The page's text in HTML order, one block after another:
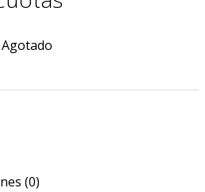
Agotado
(0)